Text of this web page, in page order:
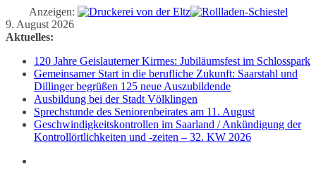
Anzeigen:
Zum
Inhalt
9. August 2026
Aktuelles:
120 Jahre Geislauterner Kirmes: Jubiläumsfest im Schlosspark
Gemeinsamer Start in die berufliche Zukunft: Saarstahl und
Dillinger begrüßen 125 neue Auszubildende
Ausbildung bei der Stadt Völklingen
Sprechstunde des Seniorenbeirates am 11. August
Geschwindigkeitskontrollen im Saarland / Ankündigung der
Kontrollörtlichkeiten und -zeiten – 32. KW 2026